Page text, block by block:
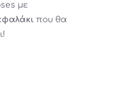
με
που θα